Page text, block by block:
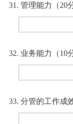
31. 管理能力（20
32. 业务能力（10
33. 分管的工作成